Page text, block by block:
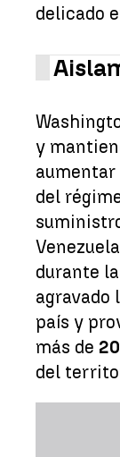
delicado
y
aumentar
del
durante
agravado
país y
más de
del